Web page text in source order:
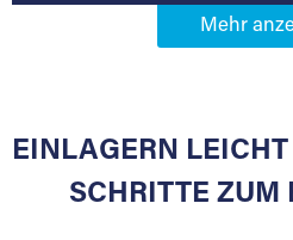
EINLAGERN
SCHRITTE ZUM